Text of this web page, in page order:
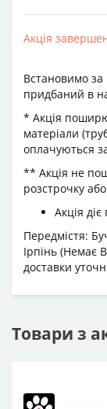
Акція
Встановимо за
придбаний в
* Акція
матеріали
оплачуються
** Акція не
розстрочку
Акція
Передмістя:
Ірпінь (Немає
доставки
Товари з